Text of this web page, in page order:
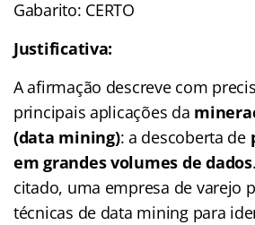
Gabarito: CERTO
Justificativa:
A afirmação descreve com
principais aplicações da
(data mining): a descoberta de
em grandes volumes de dados
citado, uma empresa de varejo
técnicas de data mining para